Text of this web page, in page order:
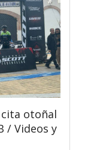
cita otoñal
/ Videos y